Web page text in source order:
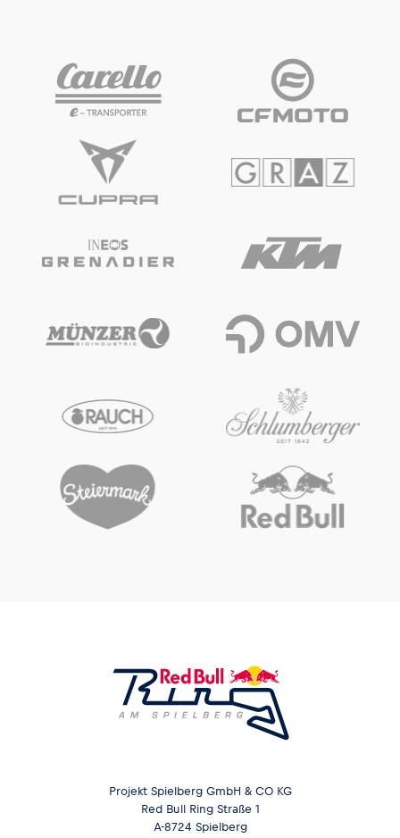
Projekt Spielberg GmbH & CO KG
Red Bull Ring Straße 1
A-8724 Spielberg